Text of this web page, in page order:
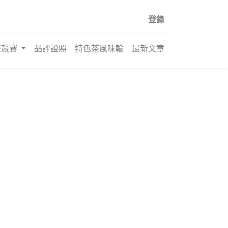
登錄
賽 品評證照 特色茶風味輪 最新文章